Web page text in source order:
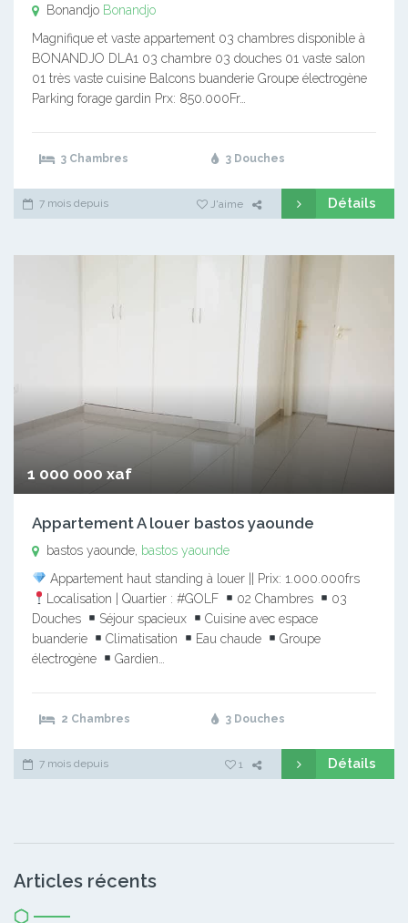
Bonandjo Bonandjo
Magnifique et vaste appartement 03 chambres disponible à
BONANDJO DLA1 03 chambre 03 douches 01 vaste salon
01 très vaste cuisine Balcons buanderie Groupe électrogène
Parking forage gardin Prx: 850.000Fr…
3 Chambres 3 Douches
7 mois depuis J'aime Détails
1 000 000 xaf
Appartement A louer bastos yaounde
bastos yaounde, bastos yaounde
Appartement haut standing à louer || Prix: 1.000.000frs
Localisation | Quartier : #GOLF
02 Chambres
03
Douches
Séjour spacieux
Cuisine avec espace
buanderie
Climatisation Eau chaude
Groupe
électrogène
Gardien…
2 Chambres 3 Douches
7 mois depuis 1 Détails
Articles récents